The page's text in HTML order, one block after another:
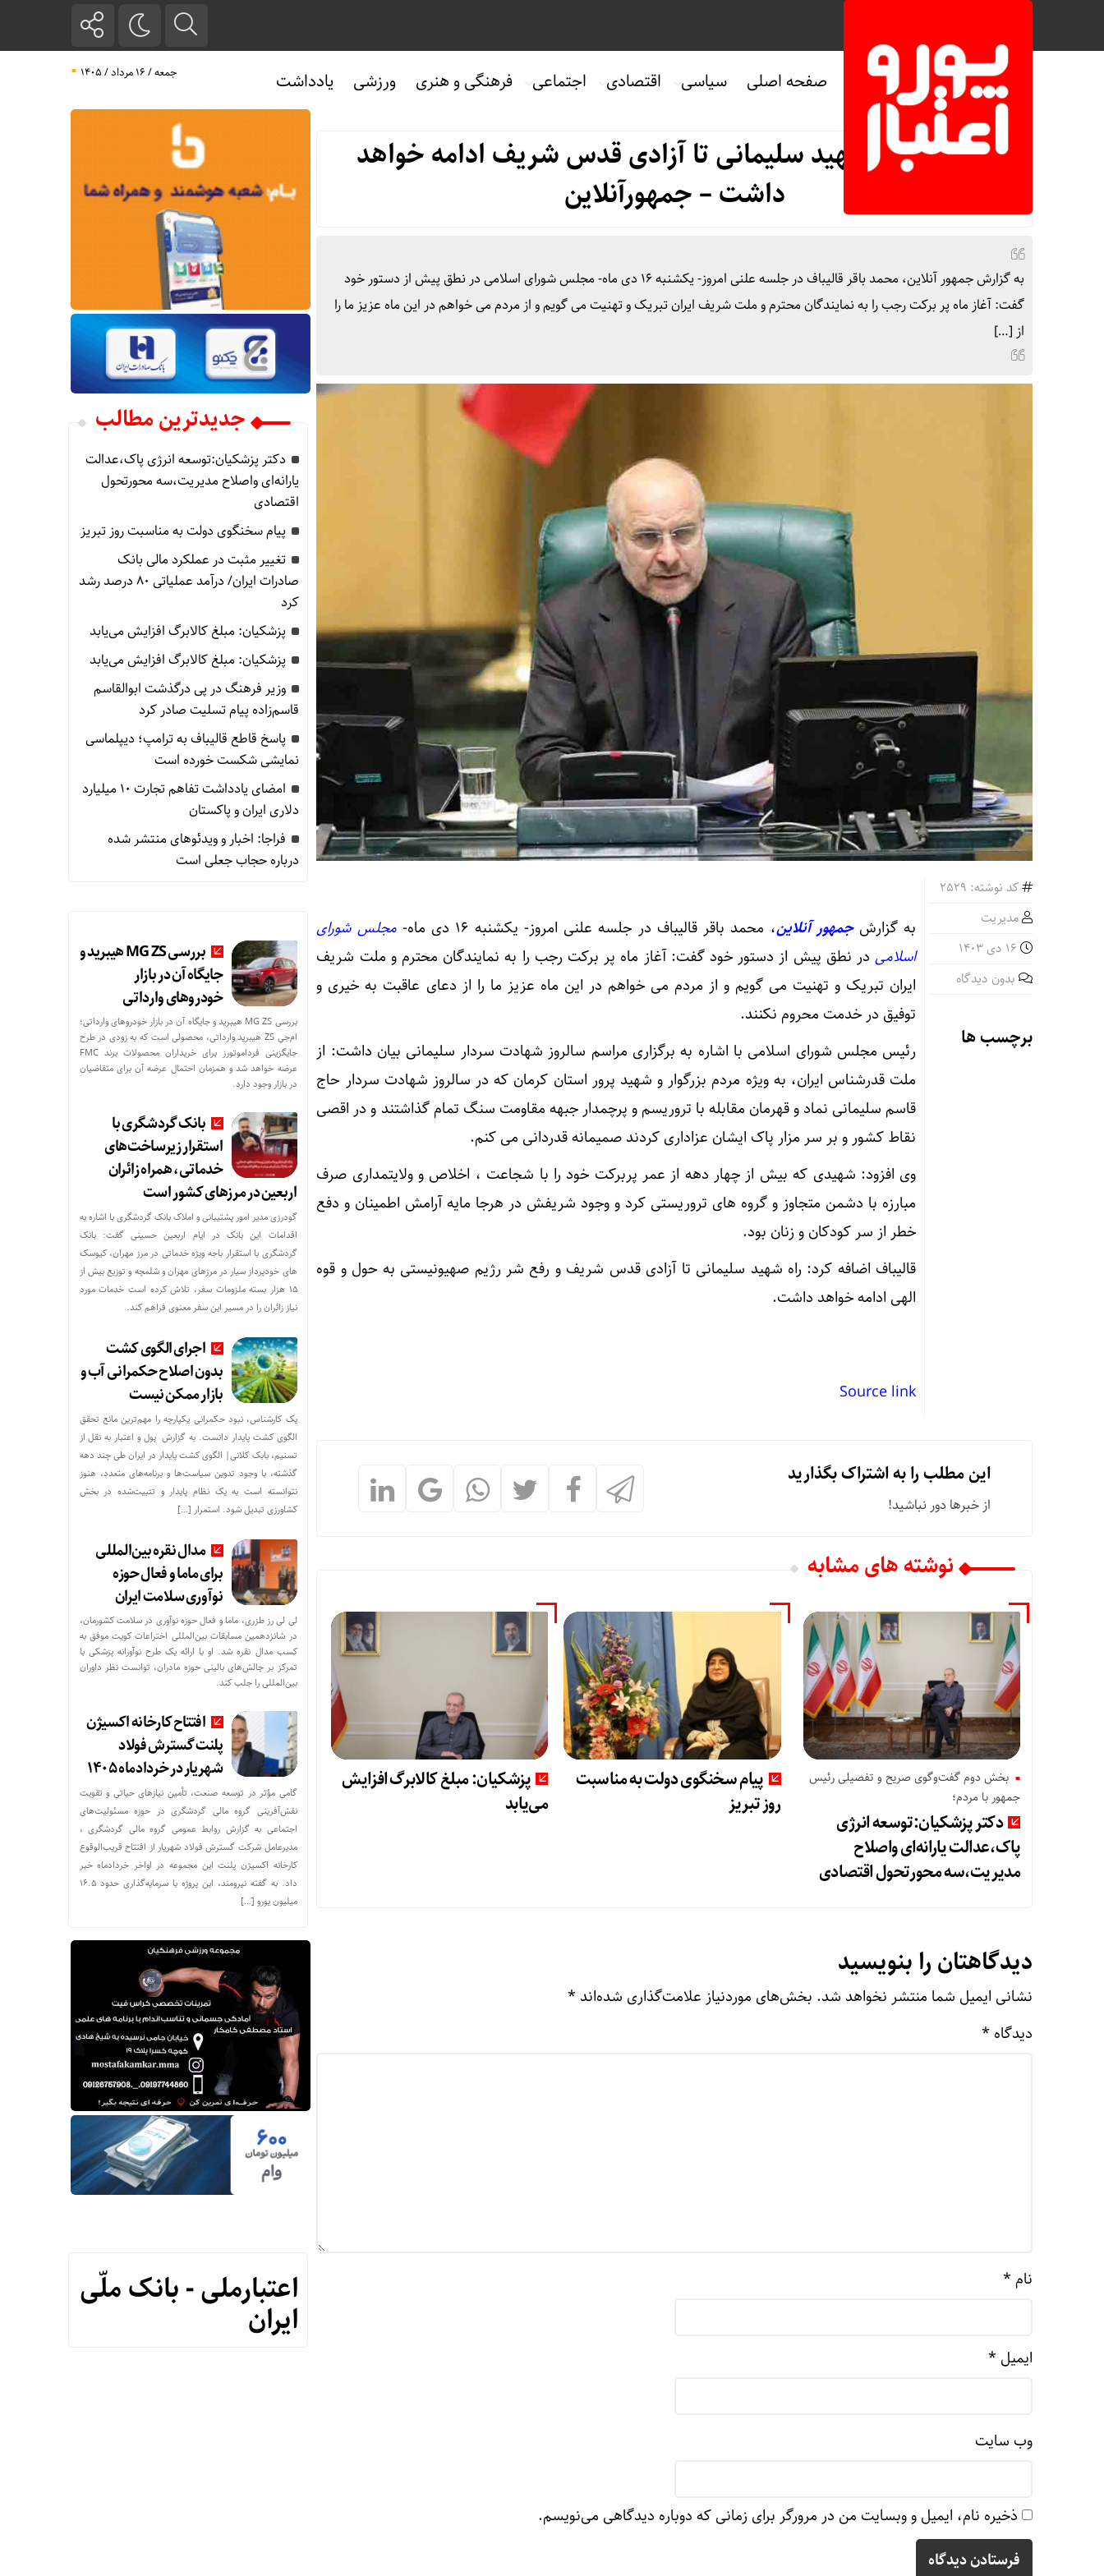
صفحه اصلی سیاسی اقتصادی اجتماعی فرهنگی و هنری ورزشی یادداشت جمعه / ۱۶ مرداد / ۱۴۰۵
صفحه نخست سیاسی
قالیباف: راه شهید سلیمانی تا آزادی قدس شریف ادامه خواهد
داشت – جمهورآنلاین
به گزارش جمهور آنلاین، محمد باقر قالیباف در جلسه علنی امروز- یکشنبه ۱۶ دی ماه- مجلس شورای اسلامی در نطق پیش از دستور خود
گفت: آغاز ماه پر برکت رجب را به نمایندگان محترم و ملت شریف ایران تبریک و تهنیت می گویم و از مردم می خواهم در این ماه عزیز ما را
از […]
کد نوشته: 2529
مدیریت
بدون دیدگاه
برچسب ها
به گزارشجمهور آنلاین، محمد باقر قالیباف در جلسه علنی امروز- یکشنبه ۱۶ دی ماه-
مجلس شورای
اسلامیدر نطق پیش از دستور خود گفت: آغاز ماه پر برکت رجب را به نمایندگان محترم و ملت شریف
ایران تبریک و تهنیت می گویم و از مردم می خواهم در این ماه عزیز ما را از دعای عاقبت به خیری و
توفیق در خدمت محروم نکنند.
رئیس مجلس شورای اسلامی با اشاره به برگزاری مراسم سالروز شهادت سردار سلیمانی بیان داشت: از
ملت قدرشناس ایران، به ویژه مردم بزرگوار و شهید پرور استان کرمان که در سالروز شهادت سردار حاج
قاسم سلیمانی نماد و قهرمان مقابله با تروریسم و پرچمدار جبهه مقاومت سنگ تمام گذاشتند و در اقصی
نقاط کشور و بر سر مزار پاک ایشان عزاداری کردند صمیمانه قدردانی می کنم.
وی افزود: شهیدی که بیش از چهار دهه از عمر پربرکت خود را با شجاعت ، اخلاص و ولایتمداری صرف
مبارزه با دشمن متجاوز و گروه های تروریستی کرد و وجود شریفش در هرجا مایه آرامش اطمینان و دفع
خطر از سر کودکان و زنان بود.
قالیباف اضافه کرد: راه شهید سلیمانی تا آزادی قدس شریف و رفع شر رژیم صهیونیستی به حول و قوه
الهی ادامه خواهد داشت.
Source link
این مطلب را به اشتراک بگذارید
از خبرها دور نباشید!
نوشته های مشابه
بخش دوم گفت‌وگوی صریح و تفصیلی رئیس
جمهور با مردم؛
دکتر پزشکیان:توسعه انرژی
پاک،عدالت یارانه‌ای واصلاح
مدیریت،سه محورتحول اقتصادی
پیام سخنگوی دولت به مناسبت
روز تبریز
پزشکیان: مبلغ کالابرگ افزایش
می‌یابد
دیدگاهتان را بنویسید
نشانی ایمیل شما منتشر نخواهد شد. بخش‌های موردنیاز علامت‌گذاری شده‌اند *
دیدگاه *
نام *
ایمیل *
وب‌ سایت
ذخیره نام، ایمیل و وبسایت من در مرورگر برای زمانی که دوباره دیدگاهی می‌نویسم.
جدیدترین مطالب
دکتر پزشکیان:توسعه انرژی پاک،عدالت
یارانه‌ای واصلاح مدیریت،سه محورتحول
اقتصادی
پیام سخنگوی دولت به مناسبت روز تبریز
تغییر مثبت در عملکرد مالی بانک
صادرات ایران/ درآمد عملیاتی 80 درصد رشد
کرد
پزشکیان: مبلغ کالابرگ افزایش می‌یابد
پزشکیان: مبلغ کالابرگ افزایش می‌یابد
وزیر فرهنگ در پی درگذشت ابوالقاسم
قاسم‌زاده پیام تسلیت صادر کرد
پاسخ قاطع قالیباف به ترامپ؛ دیپلماسی
نمایشی شکست خورده است
امضای یادداشت تفاهم تجارت ۱۰ میلیارد
دلاری ایران و پاکستان
فراجا: اخبار و ویدئوهای منتشر شده
درباره حجاب جعلی است
بررسی MG ZS هیبرید و
جایگاه آن در بازار
خودروهای وارداتی
بررسی MG ZS هیبرید و جایگاه آن در بازار خودروهای وارداتی؛
ام‌جی ZS هیبرید وارداتی، محصولی است که به زودی در طرح
جایگزینی فرداموتورز برای خریداران محصولات برند FMC
عرضه خواهد شد و همزمان احتمال عرضه آن برای متقاضیان
در بازار وجود دارد.
بانک گردشگری با
استقرار زیرساخت‌های
خدماتی، همراه زائران
اربعین در مرزهای کشور است
گودرزی مدیر امور پشتیبانی و املاک بانک گردشگری با اشاره به
اقدامات این بانک در ایام اربعین حسینی گفت: بانک
گردشگری با استقرار باجه ویژه خدماتی در مرز مهران، کیوسک
های خودپرداز سیار در مرزهای مهران و شلمچه و توزیع بیش از
۱۵ هزار بسته ملزومات سفر، تلاش کرده است خدمات مورد
نیاز زائران را در مسیر این سفر معنوی فراهم کند.
اجرای الگوی کشت
بدون اصلاح حکمرانی آب و
بازار ممکن نیست
یک کارشناس، نبود حکمرانی یکپارچه را مهم‌ترین مانع تحقق
الگوی کشت پایدار دانست. به گزارش پول و اعتبار به نقل از
تسنیم، بابک کلانی| الگوی کشت پایدار در ایران طی چند دهه
گذشته، با وجود تدوین سیاست‌ها و برنامه‌های متعدد، هنوز
نتوانسته است به یک نظام پایدار و تثبیت‌شده در بخش
کشاورزی تبدیل شود. استمرار […]
مدال نقره بین‌المللی
برای ماما و فعال حوزه
نوآوری سلامت ایران
لی لی رز طزری، ماما و فعال حوزه نوآوری در سلامت کشورمان،
در شانزدهمین مسابقات بین‌المللی اختراعات کویت موفق به
کسب مدال نقره شد. او با ارائه یک طرح نوآورانه پزشکی با
تمرکز بر چالش‌های بالینی حوزه مادران، توانست نظر داوران
بین‌المللی را جلب کند.
افتتاح کارخانه اکسیژن
پلنت گسترش فولاد
شهریار در خردادماه ۱۴۰۵
گامی مؤثر در توسعه صنعت، تأمین نیازهای حیاتی و تقویت
نقش‌آفرینی گروه مالی گردشگری در حوزه مسئولیت‌های
اجتماعی به گزارش روابط عمومی گروه مالی گردشگری ،
مدیرعامل شرکت گسترش فولاد شهریار از افتتاح قریب‌الوقوع
کارخانه اکسیژن پلنت این مجموعه در اواخر خردادماه خبر
داد. به گفته نیرومند، این پروژه با سرمایه‌گذاری حدود ۱۶.۵
میلیون یورو […]
اعتبارملی - بانک ملّی
ایران